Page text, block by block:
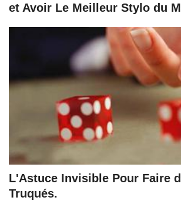
et Avoir Le Meilleur Stylo du
L'Astuce Invisible Pour Faire
Truqués.